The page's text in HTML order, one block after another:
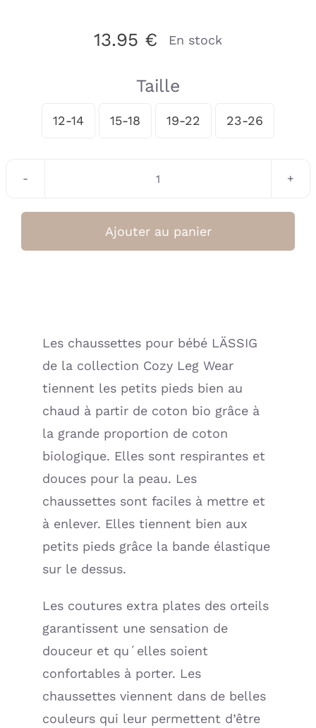
13.95 € En stock
Taille
12-14 15-18 19-22 23-26
quantité
Socquettes
Taupe
(Lassig)
Ajouter au panier
Les chaussettes pour bébé LÄSSIG
de la collection Cozy Leg Wear
tiennent les petits pieds bien au
chaud à partir de coton bio grâce à
la grande proportion de coton
biologique. Elles sont respirantes et
douces pour la peau. Les
chaussettes sont faciles à mettre et
à enlever. Elles tiennent bien aux
petits pieds grâce la bande élastique
sur le dessus.
Les coutures extra plates des orteils
garantissent une sensation de
douceur et qu´elles soient
confortables à porter. Les
chaussettes viennent dans de belles
couleurs qui leur permettent d’être